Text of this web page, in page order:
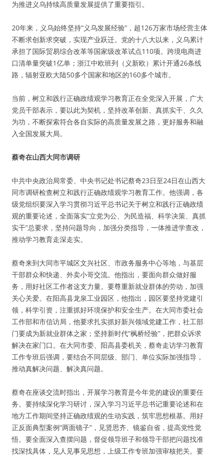
为推进义乌持续高质量发展提供了重要指引。
20年来，义乌始终坚持“义乌发展经验”，超126万家市场经营主体
不断求创新求突破，实现产业跃迁。党的十八大以来，义乌累计
承担了国际贸易综合改革等国家级改革试点110项。跨境电商进
口清单量突破1亿单；浙江中欧班列（义新欧）累计开通26条线
路，辐射亚欧大陆50多个国家和地区的160多个城市。
当前，树立和践行正确政绩观学习教育正在全党深入开展，广大
党员干部表示，要以此为契机，坚持改革创新、真抓实干、久久
为功，不断探索符合各自实际的高质量发展之路，更好服务和融
入全国发展大局。
蔡奇在山西大同市调研
中共中央政治局常委、中央书记处书记蔡奇23日至24日在山西大
同市调研检查树立和践行正确政绩观学习教育工作。他强调，各
级党组织要深入学习贯彻习近平总书记关于树立和践行正确政绩
观的重要论述，全面落实“立党为公、为民造福、科学决策、真抓
实干”总要求，坚持问题导向，加强分类指导，一体推进学查改，
推动学习教育走深走实。
蔡奇来到大同市平城区文兴社区、市政务服务中心等地，与基层
干部群众和快递、外卖小哥交流。他指出，要面向群众做好服
务，用好社区工作者这支力量。要尊重新就业群体的劳动，加强
关心关爱。在阳高县龙泉工业园区，他指出，园区要坚持党建引
领，科学引资，注重抓好环境保护和安全生产。在大同市委社会
工作部和市信访局，他要求扎实抓好新兴领域党建工作，社工部
门要成为新就业群体之家；坚持新时代“枫桥经验”，把群众诉求
解决在家门口。在大同市委、阳高县委机关，蔡奇走访学习教育
工作专班后强调，要结合不同层级、部门、单位实际加强指导，
推动真解决问题、解决真问题。
蔡奇在座谈交流时指出，开展学习教育是今年党的建设的重要任
务。要持续深化学习研讨，深入学习习近平总书记重要论述和在
地方工作期间坚持正确政绩观的生动实践，筑牢思想根基。用好
正反面典型案例“两面镜子”，见贤思齐、镜鉴自省，提高党性觉
悟。要全面深入查摆问题，督促领导班子和领导干部把问题找准
找深找具体，见人见事见思想，上级工作专班加强审核把关。要